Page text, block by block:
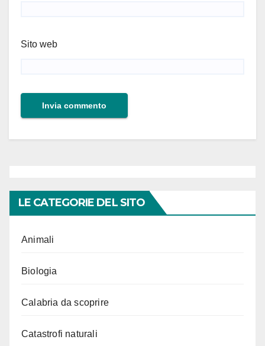
Sito web
LE CATEGORIE DEL SITO
Animali
Biologia
Calabria da scoprire
Catastrofi naturali